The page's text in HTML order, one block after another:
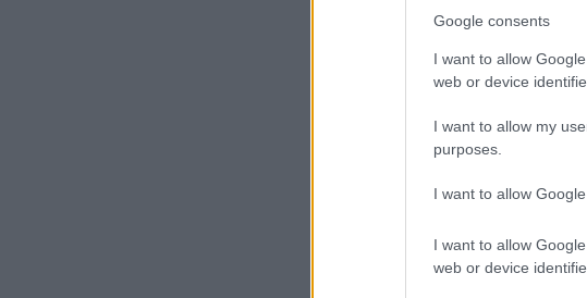
Google consents
I want to allow
web or device
I want to allow my
purposes.
I want to allow
I want to allow
web or device